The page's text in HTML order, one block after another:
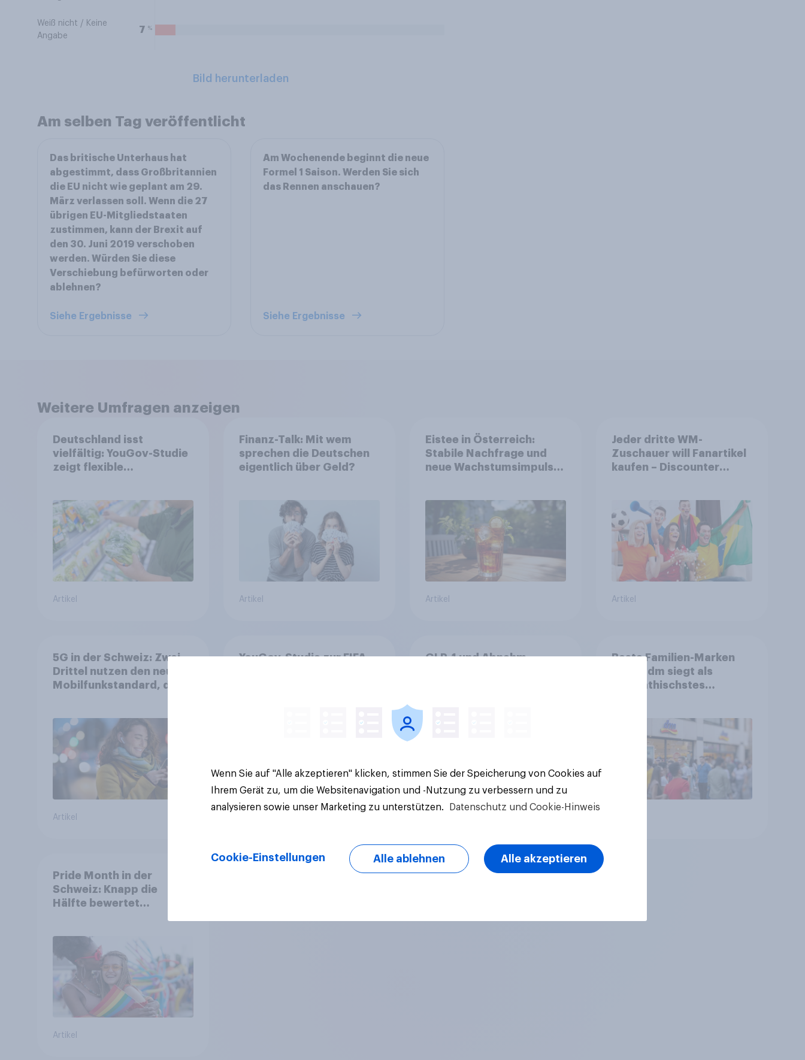
Weiß nicht / Keine
Angabe
7 %
Bild herunterladen
Am selben Tag veröffentlicht
Das britische Unterhaus hat
abgestimmt, dass Großbritannien
die EU nicht wie geplant am 29.
März verlassen soll. Wenn die 27
übrigen EU-Mitgliedstaaten
zustimmen, kann der Brexit auf
den 30. Juni 2019 verschoben
werden. Würden Sie diese
Verschiebung befürworten oder
ablehnen?
Siehe Ergebnisse
Am Wochenende beginnt die neue
Formel 1 Saison. Werden Sie sich
das Rennen anschauen?
Siehe Ergebnisse
Weitere Umfragen anzeigen
Deutschland isst
vielfältig: YouGov-Studie
zeigt flexible
Artikel
Finanz-Talk: Mit wem
sprechen die Deutschen
eigentlich über Geld?
Artikel
Eistee in Österreich:
Stabile Nachfrage und
neue Wachstumsimpulse
Artikel
Jeder dritte WM-
Zuschauer will Fanartikel
kaufen – Discounter
Artikel
5G in der Schweiz: Zwei
Drittel nutzen den neuen
Mobilfunkstandard, doch
Artikel
YouGov-Studie zur FIFA
GLP-1 und Abnehm-
umgestalten
Beste Familien-Marken
2026: dm siegt als
sympathischstes
Pride Month in der
Schweiz: Knapp die
Hälfte bewertet
bleibt umstritten
Artikel
Wenn Sie auf "Alle akzeptieren" klicken, stimmen Sie der Speicherung von Cookies auf
Ihrem Gerät zu, um die Websitenavigation und -Nutzung zu verbessern und zu
analysieren sowie unser Marketing zu unterstützen.
Datenschutz und Cookie-Hinweis
Cookie-Einstellungen Alle ablehnen Alle akzeptieren